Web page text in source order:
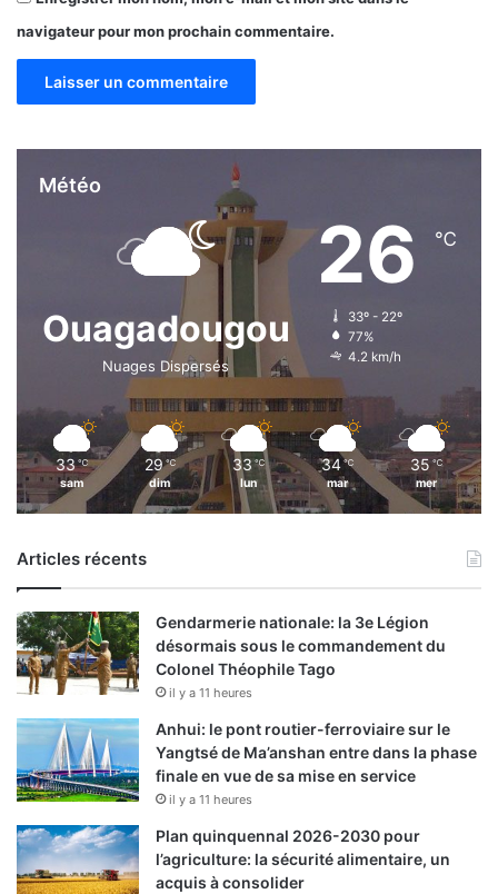
?
navigateur pour mon prochain commentaire.
Météo
Ouagadougou
Nuages Dispersés
26 ℃
33º - 22º
77%
4.2 km/h
33 ℃
sam
29 ℃
dim
33 ℃
lun
34 ℃
mar
35 ℃
mer
Articles récents
Gendarmerie nationale: la 3e Légion
désormais sous le commandement du
Colonel Théophile Tago
il y a 11 heures
Anhui: le pont routier-ferroviaire sur le
Yangtsé de Ma’anshan entre dans la phase
finale en vue de sa mise en service
il y a 11 heures
Plan quinquennal 2026-2030 pour
l’agriculture: la sécurité alimentaire, un
acquis à consolider